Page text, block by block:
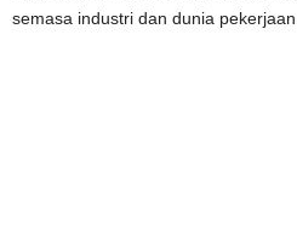
semasa industri dan dunia pekerjaan.